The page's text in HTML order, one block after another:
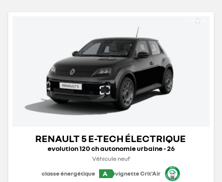
RENAULT 5 E-TECH ÉLECTRIQUE
evolution 120 ch autonomie urbaine - 26
Véhicule neuf
classe énergétique
A vignette Crit'Air